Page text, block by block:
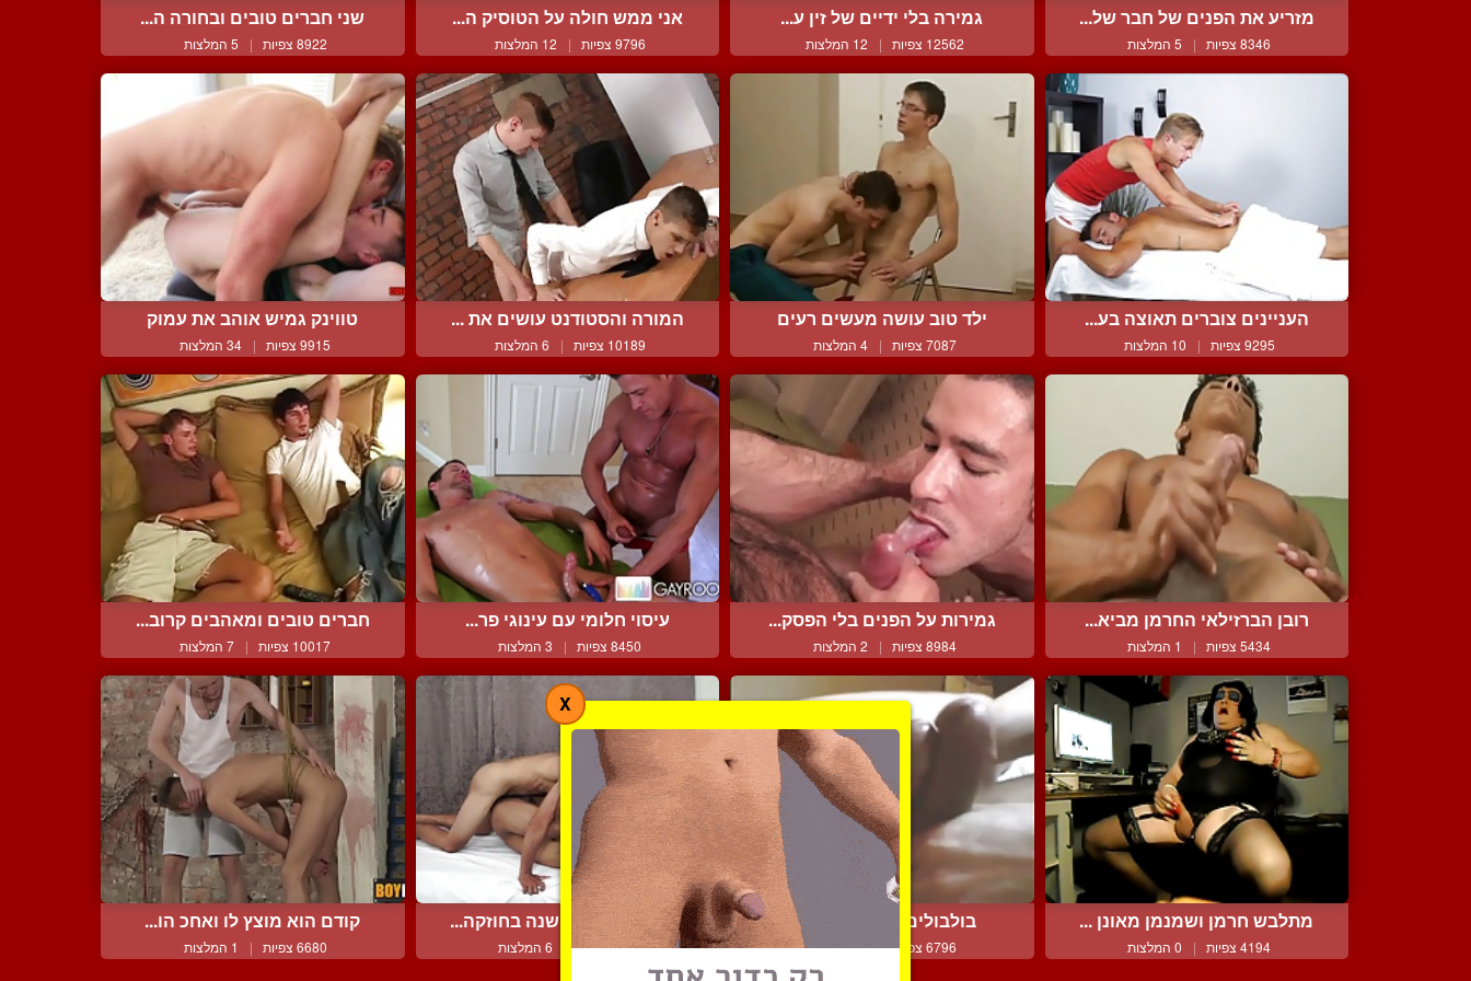
מזריע את הפנים של חבר של...
8346 צפיות | 5 המלצות
גמירה בלי ידיים של זין ע...
12562 צפיות | 12 המלצות
אני ממש חולה על הטוסיק ה...
9796 צפיות | 12 המלצות
שני חברים טובים ובחורה ה...
8922 צפיות | 5 המלצות
העניינים צוברים תאוצה בע...
9295 צפיות | 10 המלצות
ילד טוב עושה מעשים רעים
7087 צפיות | 4 המלצות
המורה והסטודנט עושים את ...
10189 צפיות | 6 המלצות
טווינק גמיש אוהב את עמוק
9915 צפיות | 34 המלצות
רובן הברזילאי החרמן מביא...
5434 צפיות | 1 המלצות
גמירות על הפנים בלי הפסק...
8984 צפיות | 2 המלצות
עיסוי חלומי עם עינוגי פר...
8450 צפיות | 3 המלצות
חברים טובים ומאהבים קרוב...
10017 צפיות | 7 המלצות
מתלבש חרמן ושמנמן מאונן ...
4194 צפיות | 0 המלצות
בולבולים צמודים זה לזה
6796 צפיות | 2 המלצות
פותח לו את השושנה בחוזקה...
7562 צפיות | 6 המלצות
קודם הוא מוצץ לו ואחכ הו...
6680 צפיות | 1 המלצות
X